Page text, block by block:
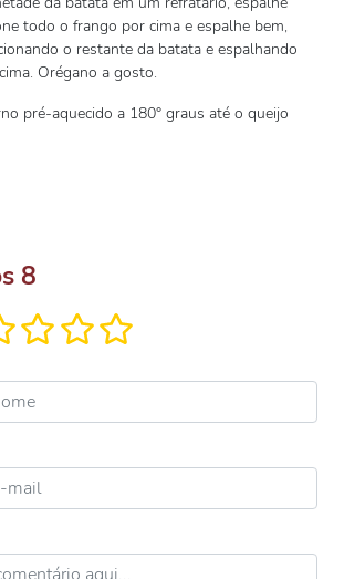
todo o frango por cima e espalhe bem,
o restante da batata e espalhando
Orégano a gosto.
pré-aquecido a 180° graus até o queijo
8